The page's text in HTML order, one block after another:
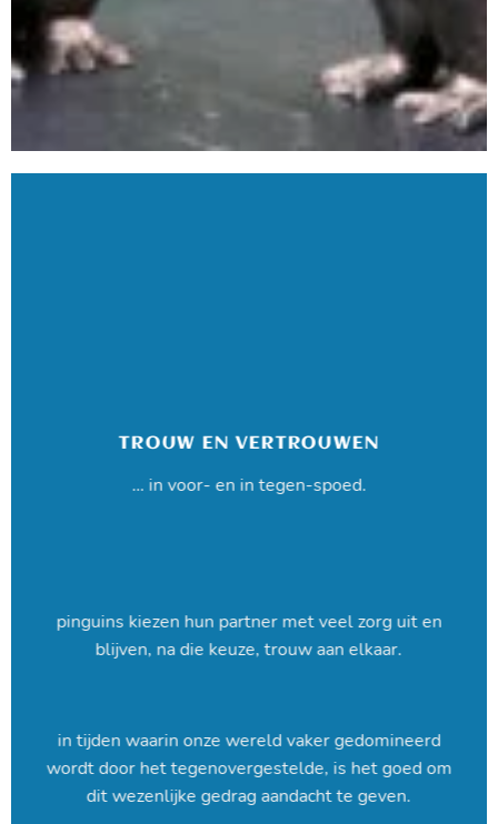
TROUW EN VERTROUWEN
… in voor- en in tegen-spoed.
pinguins kiezen hun partner met veel zorg uit en
blijven, na die keuze, trouw aan elkaar.
in tijden waarin onze wereld vaker gedomineerd
wordt door het tegenovergestelde, is het goed om
dit wezenlijke gedrag aandacht te geven.